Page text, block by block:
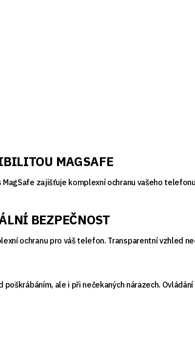
MAGSAFE
zajišťuje komplexní ochranu vašeho
BEZPEČNOST
ochranu pro váš telefon. Transparentní vzhled
ale i při nečekaných nárazech.